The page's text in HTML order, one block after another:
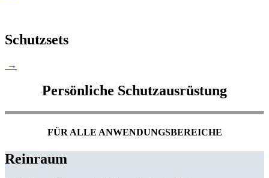
Schutzsets
→
Persönliche Schutzausrüstung
FÜR ALLE ANWENDUNGSBEREICHE
Reinraum